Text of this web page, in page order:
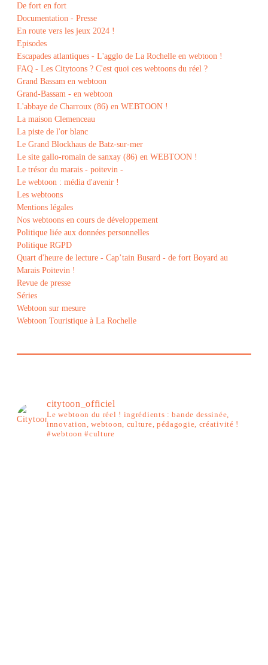
De fort en fort
Documentation - Presse
En route vers les jeux 2024 !
Episodes
Escapades atlantiques - L'agglo de La Rochelle en webtoon !
FAQ - Les Citytoons ? C'est quoi ces webtoons du réel ?
Grand Bassam en webtoon
Grand-Bassam - en webtoon
L'abbaye de Charroux (86) en WEBTOON !
La maison Clemenceau
La piste de l'or blanc
Le Grand Blockhaus de Batz-sur-mer
Le site gallo-romain de sanxay (86) en WEBTOON !
Le trésor du marais - poitevin -
Le webtoon : média d'avenir !
Les webtoons
Mentions légales
Nos webtoons en cours de développement
Politique liée aux données personnelles
Politique RGPD
Quart d'heure de lecture - Cap’tain Busard - de fort Boyard au
Marais Poitevin !
Revue de presse
Séries
Webtoon sur mesure
Webtoon Touristique à La Rochelle
citytoon_officiel
Le webtoon du réel ! ingrédients : bande dessinée,
innovation, webtoon, culture, pédagogie, créativité !
#webtoon #culture